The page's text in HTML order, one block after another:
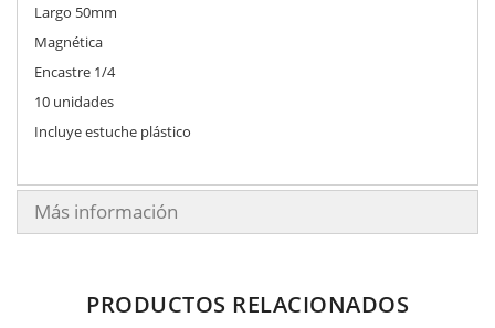
Largo 50mm
Magnética
Encastre 1/4
10 unidades
Incluye estuche plástico
Más información
PRODUCTOS RELACIONADOS